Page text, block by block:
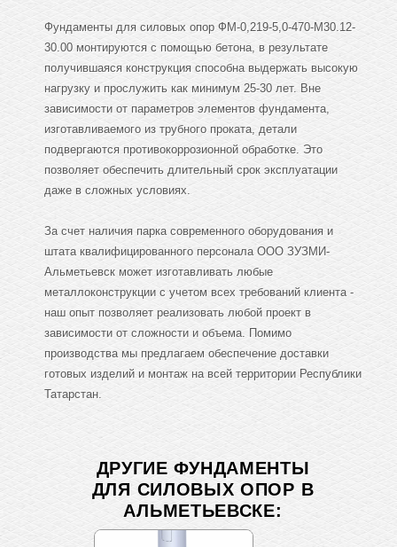
Фундаменты для силовых опор ФМ-0,219-5,0-470-М30.12-
30.00 монтируются с помощью бетона, в результате
получившаяся конструкция способна выдержать высокую
нагрузку и прослужить как минимум 25-30 лет. Вне
зависимости от параметров элементов фундамента,
изготавливаемого из трубного проката, детали
подвергаются противокоррозионной обработке. Это
позволяет обеспечить длительный срок эксплуатации
даже в сложных условиях.
За счет наличия парка современного оборудования и
штата квалифицированного персонала ООО ЗУЗМИ-
Альметьевск может изготавливать любые
металлоконструкции с учетом всех требований клиента -
наш опыт позволяет реализовать любой проект в
зависимости от сложности и объема. Помимо
производства мы предлагаем обеспечение доставки
готовых изделий и монтаж на всей территории Республики
Татарстан.
ДРУГИЕ ФУНДАМЕНТЫ
ДЛЯ СИЛОВЫХ ОПОР В
АЛЬМЕТЬЕВСКЕ: